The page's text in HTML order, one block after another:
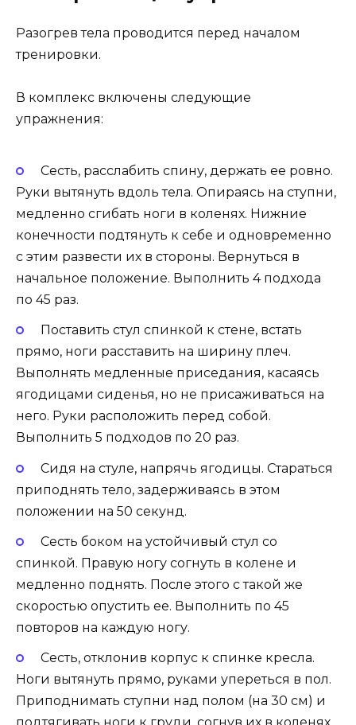
Разогрев тела проводится перед началом
тренировки.
В комплекс включены следующие
упражнения:
Сесть, расслабить спину, держать ее ровно.
Руки вытянуть вдоль тела. Опираясь на ступни,
медленно сгибать ноги в коленях. Нижние
конечности подтянуть к себе и одновременно
с этим развести их в стороны. Вернуться в
начальное положение. Выполнить 4 подхода
по 45 раз.
Поставить стул спинкой к стене, встать
прямо, ноги расставить на ширину плеч.
Выполнять медленные приседания, касаясь
ягодицами сиденья, но не присаживаться на
него. Руки расположить перед собой.
Выполнить 5 подходов по 20 раз.
Сидя на стуле, напрячь ягодицы. Стараться
приподнять тело, задерживаясь в этом
положении на 50 секунд.
Сесть боком на устойчивый стул со
спинкой. Правую ногу согнуть в колене и
медленно поднять. После этого с такой же
скоростью опустить ее. Выполнить по 45
повторов на каждую ногу.
Сесть, отклонив корпус к спинке кресла.
Ноги вытянуть прямо, руками упереться в пол.
Приподнимать ступни над полом (на 30 см) и